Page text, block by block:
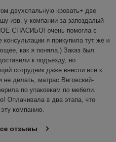
двухспальную кровать+ две
изв. у компании за запоздалый
СПАСИБО! очень помогла с
я прикупила тут же и
как я поняла.) Заказ был
к подъезду, но
сотрудник даже внесли все к
не делать, матрас Веговский-
по упаковкам по мебели.
Оплачивала в два этапа, что
компанию.
отзывы